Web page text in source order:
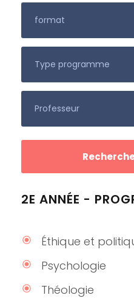
2E ANNÉE -
Éthique et
Psychologie
Théologie